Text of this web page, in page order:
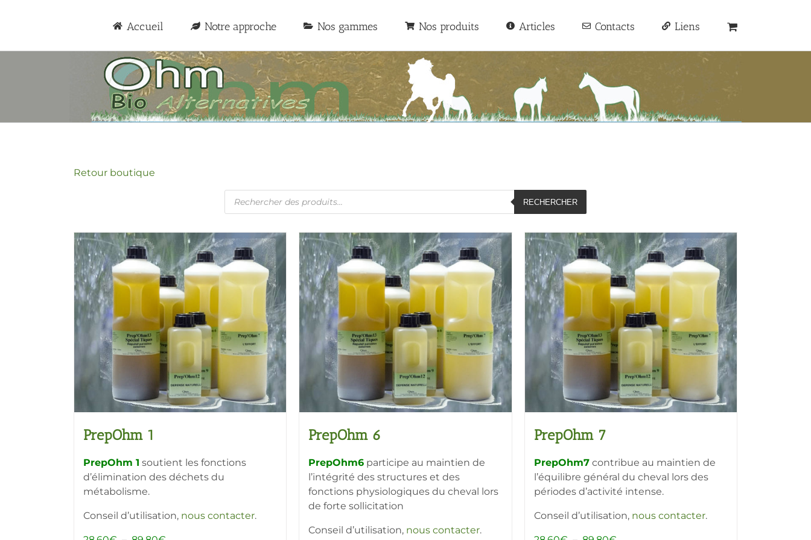
Accueil Notre approche Nos gammes Nos produits Articles Contacts Liens
Retour boutique
Recherche
de
produits
RECHERCHER
PrepOhm 1
PrepOhm 1 soutient les fonctions
d’élimination des déchets du
métabolisme.
Conseil d’utilisation, nous contacter.
PrepOhm 6
PrepOhm6 participe au maintien de
l’intégrité des structures et des
fonctions physiologiques du cheval lors
de forte sollicitation
Conseil d’utilisation, nous contacter.
PrepOhm 7
PrepOhm7contribue au maintien de
l’équilibre général du cheval lors des
périodes d’activité intense.
Conseil d’utilisation, nous contacter.